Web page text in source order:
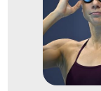
Medencés